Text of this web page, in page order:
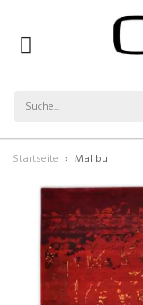
Startseite Malibu